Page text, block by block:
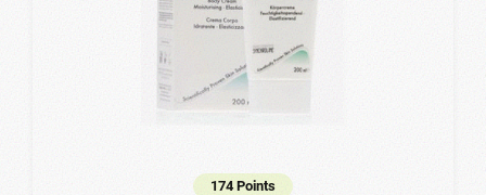
174 Points